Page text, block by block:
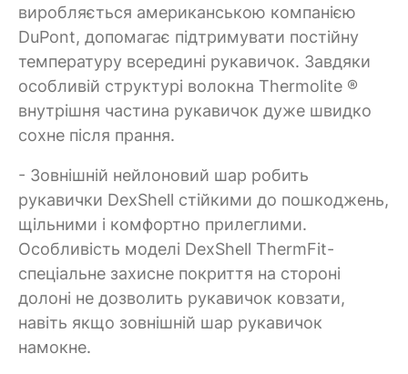
виробляється американською компанією
DuPont, допомагає підтримувати постійну
температуру всередині рукавичок. Завдяки
особливій структурі волокна Thermolite ®
внутрішня частина рукавичок дуже швидко
сохне після прання.
- Зовнішній нейлоновий шар робить
рукавички DexShell стійкими до пошкоджень,
щільними і комфортно прилеглими.
Особливість моделі DexShell ThermFit-
спеціальне захисне покриття на стороні
долоні не дозволить рукавичок ковзати,
навіть якщо зовнішній шар рукавичок
намокне.